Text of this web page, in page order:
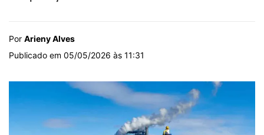
Por Arieny Alves
Publicado em 05/05/2026 às 11:31